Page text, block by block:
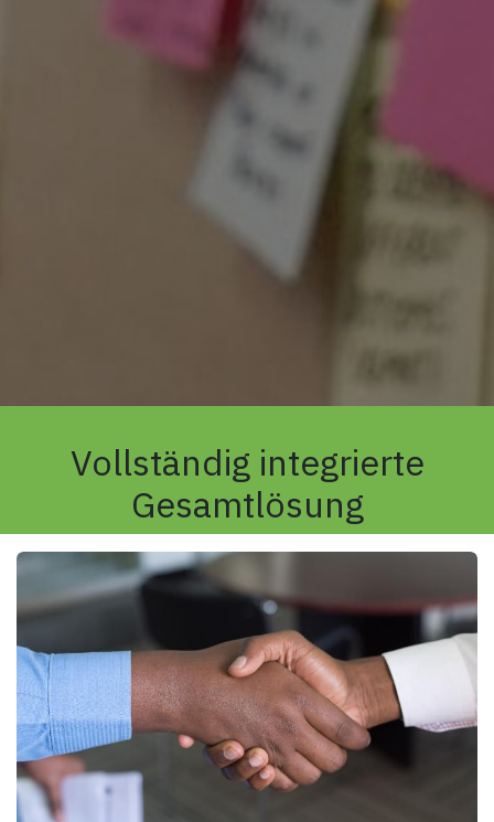
Vollständig integrierte
Gesamtlösung